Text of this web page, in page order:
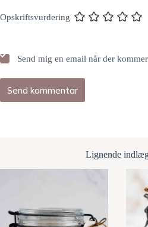
Opskriftsvurdering
Send mig en email når der
Send kommentar
Lignende